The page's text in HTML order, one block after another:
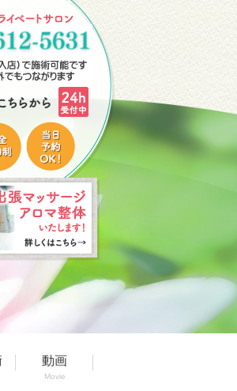
動画
Movie